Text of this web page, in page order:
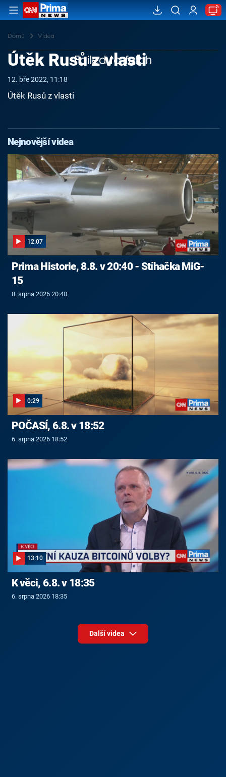
Domů Videa
Failed to fetch
Útěk Rusů z vlasti
12. bře 2022, 11:18
Útěk Rusů z vlasti
Nejnovější videa
12:07
Prima Historie, 8.8. v 20:40 - Stíhačka MiG-
15
8. srpna 2026 20:40
0:29
POČASÍ, 6.8. v 18:52
6. srpna 2026 18:52
13:10
K věci, 6.8. v 18:35
6. srpna 2026 18:35
Další videa